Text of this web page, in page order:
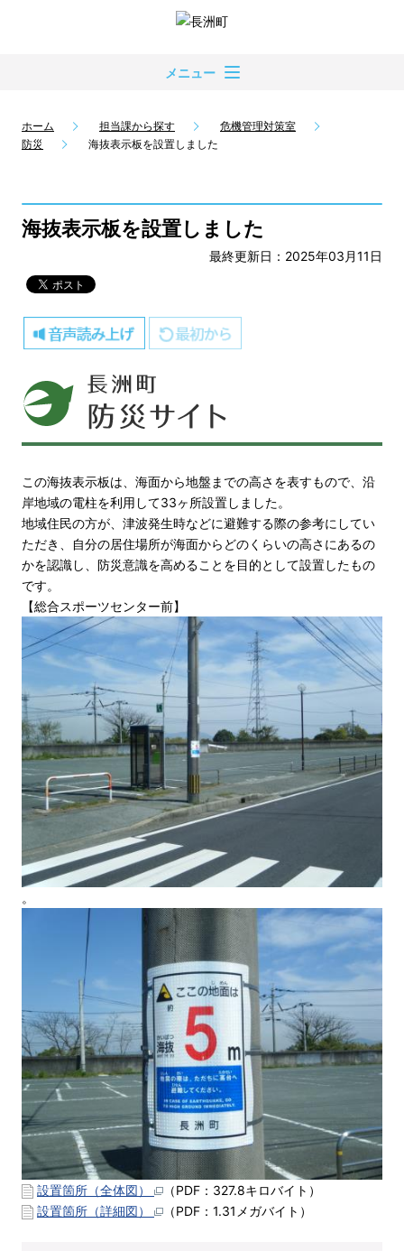
メニュー
ホーム 担当課から探す
危機管理対策室
防災
海抜表示板を設置しました
海抜表示板を設置しました
最終更新日：2025年03月11日
この海抜表示板は、海面から地盤までの高さを表すもので、沿
岸地域の電柱を利用して33ヶ所設置しました。
地域住民の方が、津波発生時などに避難する際の参考にしてい
ただき、自分の居住場所が海面からどのくらいの高さにあるの
かを認識し、防災意識を高めることを目的として設置したもの
です。
【総合スポーツセンター前】
。
設置箇所（全体図）
（PDF：327.8キロバイト）
設置箇所（詳細図）
（PDF：1.31メガバイト）